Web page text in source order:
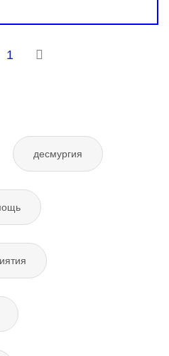
1
десмургия